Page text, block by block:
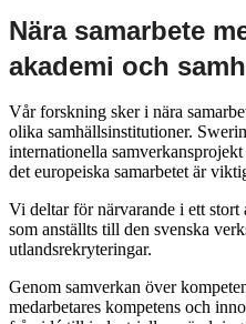
Nära samarbete
akademi och
Vår forskning sker i nära
olika samhällsinstitutioner.
internationella
det europeiska samarbetet är
Vi deltar för närvarande i ett
som anställts till den svenska
utlandsrekryteringar.
Genom samverkan över
medarbetares kompetens och